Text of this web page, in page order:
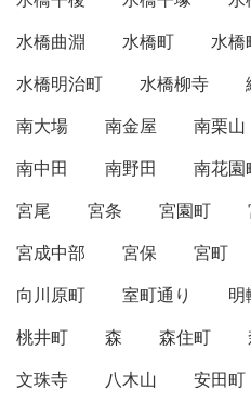
水橋曲淵
水橋町 水橋
水橋明治町
水橋柳寺
南大場
南金屋 南栗山
南中田
南野田 南花園
宮尾
宮条 宮園町
宮成中部
宮保 宮町
向川原町
室町通り 明
桃井町
森 森住町
文珠寺
八木山 安田町